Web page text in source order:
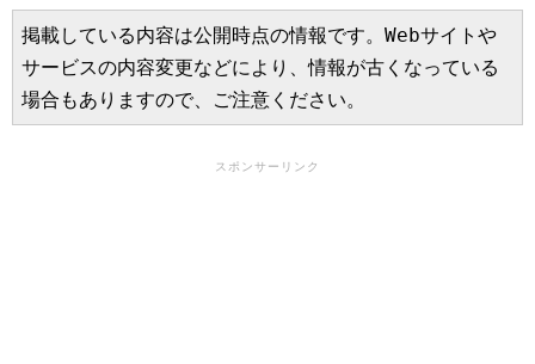
掲載している内容は公開時点の情報です。Webサイトや
サービスの内容変更などにより、情報が古くなっている
場合もありますので、ご注意ください。
スポンサーリンク